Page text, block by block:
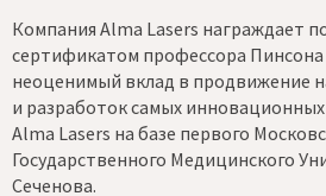
награждает почетным
Пинсона Игоря Яковлевича за
научных исследований
технологий компании
Московского
Университета имени